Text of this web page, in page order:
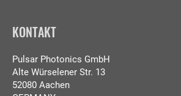
KONTAKT
Pulsar Photonics GmbH
Alte Würselener Str. 13
52080 Aachen